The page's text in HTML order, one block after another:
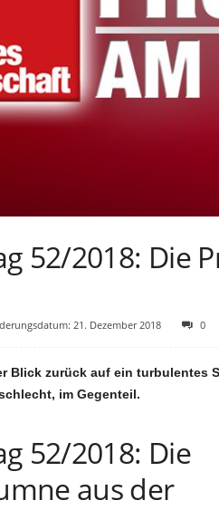
52/2018: Die
21. Dezember 2018 0
Blick zurück auf ein turbulentes
im Gegenteil.
52/2018: Die
aus der